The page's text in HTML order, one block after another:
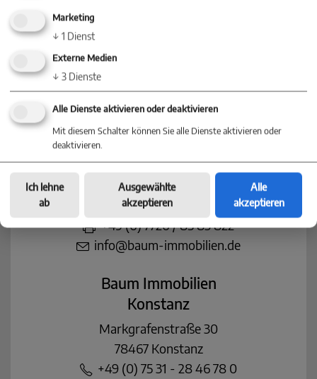
Nehmen Sie jetzt Kontakt mit einer
Niederlassung in Ihrer Nähe auf
Villingen-Schwenningen
Villinger Straße 91
78054 Villingen-Schwenningen
+49 (0) 77 20 - 85 83 90
+49 (0) 7720 / 85 83 822
info@baum-immobilien.de
Baum Immobilien
Konstanz
Markgrafenstraße 30
78467 Konstanz
+49 (0) 75 31 - 28 46 78 0
Marketing
↓ 1 Dienst
Externe Medien
↓ 3 Dienste
Alle Dienste aktivieren oder deaktivieren
Mit diesem Schalter können Sie alle Dienste aktivieren oder
deaktivieren.
Ich lehne
ab
Ausgewählte
akzeptieren
Alle
akzeptieren